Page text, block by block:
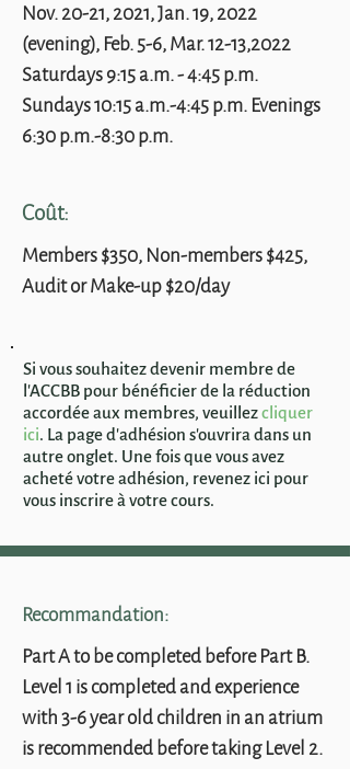
Nov. 20-21, 2021, Jan. 19, 2022
(evening), Feb. 5-6, Mar. 12-13,2022
Saturdays 9:15 a.m. - 4:45 p.m.
Sundays 10:15 a.m.-4:45 p.m. Evenings
6:30 p.m.-8:30 p.m.
Coût:
Members $350, Non-members $425,
Audit or Make-up $20/day
Si vous souhaitez devenir membre de
l'ACCBB pour bénéficier de la réduction
accordée aux membres, veuillezcliquer
ici. La page d'adhésion s'ouvrira dans un
autre onglet. Une fois que vous avez
acheté votre adhésion, revenez ici pour
vous inscrire à votre cours.
Recommandation:
Part A to be completed before Part B.
Level 1 is completed and experience
with 3-6 year old children in an atrium
is recommended before taking Level 2.